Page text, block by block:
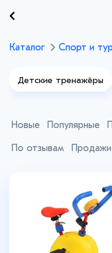
Каталог Спорт и
Детские тренажёры
Турники, брусья
Новые Популярные
По отзывам Продажи